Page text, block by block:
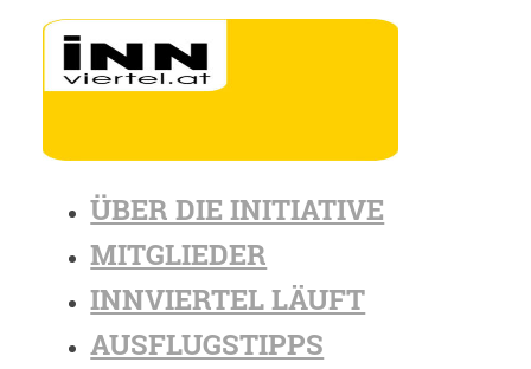
ÜBER DIE INITIATIVE
MITGLIEDER
INNVIERTEL LÄUFT
AUSFLUGSTIPPS